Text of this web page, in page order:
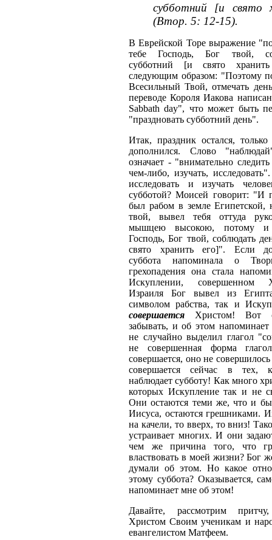
субботний [и свято
(Втор. 5: 12-15).
В Еврейской Торе выражение
тебе Господь, Бог твой,
субботний [и свято
следующим образом: "Поэтому
Всесильный Твой, отмечать
переводе Короля Иакова
Sabbath day", что может быть
"праздновать субботний день".
Итак, праздник остался,
дополнился. Слово
означает - "внимательно
чем-либо, изучать,
исследовать и изучать
субботой? Моисей говорит: "И
был рабом в земле Египетской,
твой, вывел тебя оттуда
мышцею высокою, потому и
Господь, Бог твой, соблюдать
свято хранить его]". Если до
суббота напоминала о
грехопадения она стала
Искуплении, совершенном
Израиля Бог вывел из
символом рабства, так и
совершается Христом! Вот
забывать, и об этом
не случайно выделил глагол
не совершенная форма
совершается, оно не
совершается сейчас в тех,
наблюдает субботу! Как много
которых Искупление так и не
Они остаются теми же, что и
Иисуса, остаются грешниками.
на качели, то вверх, то вниз!
устраивает многих. И они
чем же причина того, что
властвовать в моей жизни? Бог
думали об этом. Но какое
этому суббота? Оказывается,
напоминает мне об этом!
Давайте, рассмотрим
Христом Своим ученикам и
евангелистом Матфеем.